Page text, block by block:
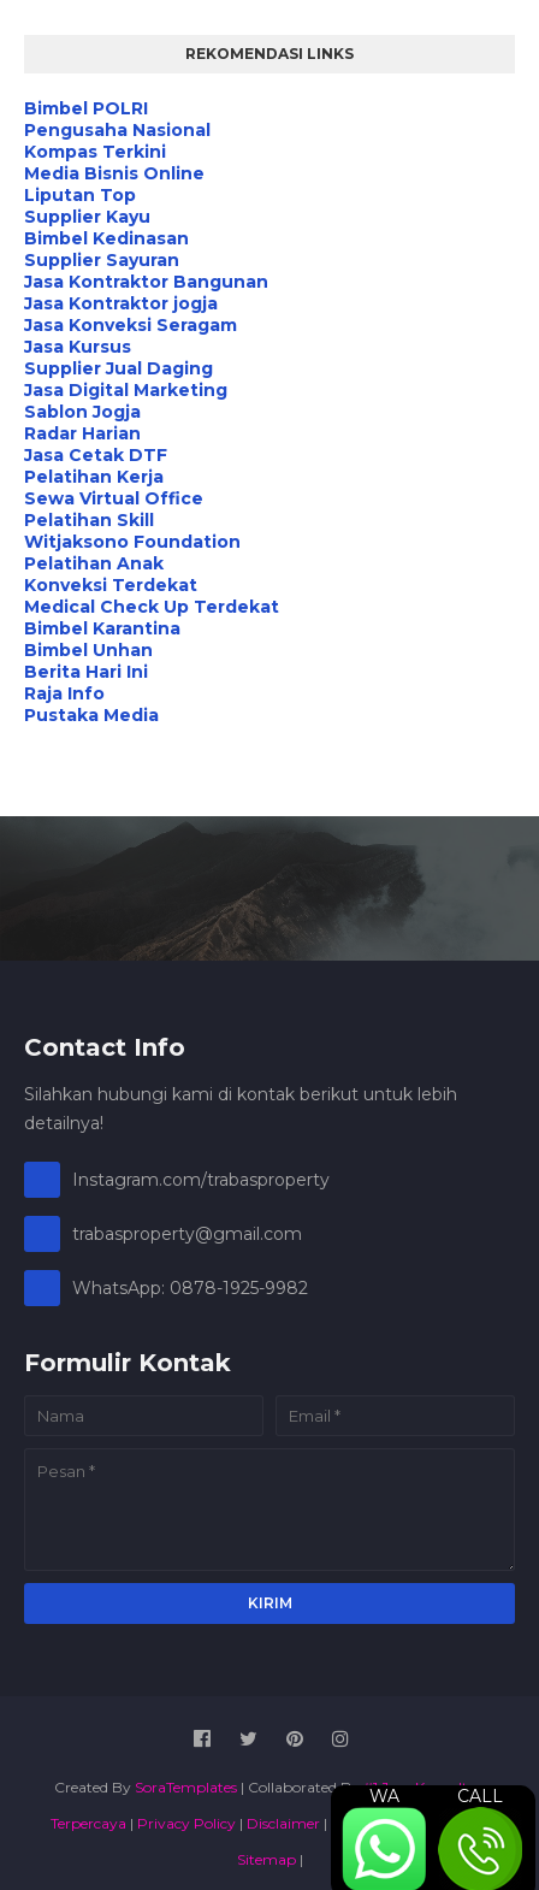
WA CALL
REKOMENDASI LINKS
Bimbel POLRI
Pengusaha Nasional
Kompas Terkini
Media Bisnis Online
Liputan Top
Supplier Kayu
Bimbel Kedinasan
Supplier Sayuran
Jasa Kontraktor Bangunan
Jasa Kontraktor jogja
Jasa Konveksi Seragam
Jasa Kursus
Supplier Jual Daging
Jasa Digital Marketing
Sablon Jogja
Radar Harian
Jasa Cetak DTF
Pelatihan Kerja
Sewa Virtual Office
Pelatihan Skill
Witjaksono Foundation
Pelatihan Anak
Konveksi Terdekat
Medical Check Up Terdekat
Bimbel Karantina
Bimbel Unhan
Berita Hari Ini
Raja Info
Pustaka Media
Contact Info
Silahkan hubungi kami di kontak berikut untuk lebih
detailnya!
Instagram.com/trabasproperty
trabasproperty@gmail.com
WhatsApp: 0878-1925-9982
Formulir Kontak
Created By SoraTemplates| Collaborated By#1 Jasa Konsultan
Terpercaya | Privacy Policy | Disclaimer | Terms and Conditions |
Sitemap|